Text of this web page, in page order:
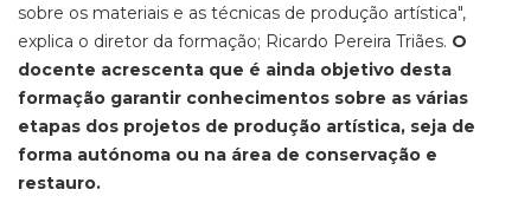
sobre os materiais e as técnicas de produção artística",
explica o diretor da formação; Ricardo Pereira Triães. O
docente acrescenta que é ainda objetivo desta
formação garantir conhecimentos sobre as várias
etapas dos projetos de produção artística, seja de
forma autónoma ou na área de conservação e
restauro.